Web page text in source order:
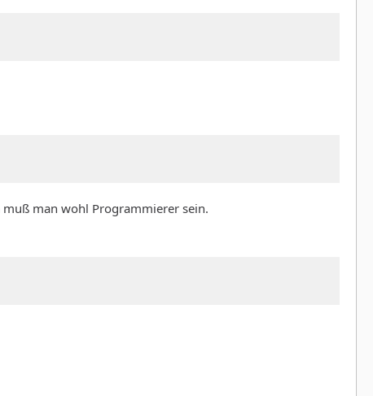
muß man wohl Programmierer sein.